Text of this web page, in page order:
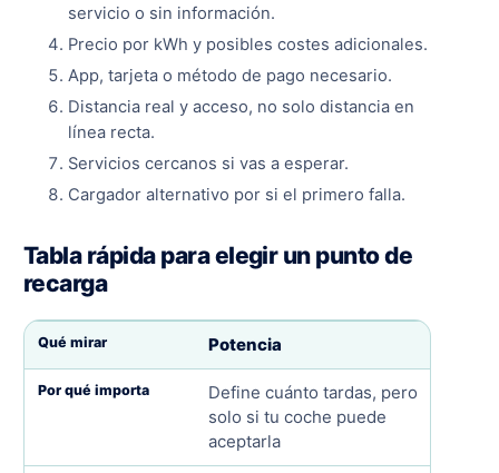
servicio o sin información.
Precio por kWh y posibles costes adicionales.
App, tarjeta o método de pago necesario.
Distancia real y acceso, no solo distancia en
línea recta.
Servicios cercanos si vas a esperar.
Cargador alternativo por si el primero falla.
Tabla rápida para elegir un punto de
recarga
Potencia
Define cuánto tardas, pero
solo si tu coche puede
aceptarla